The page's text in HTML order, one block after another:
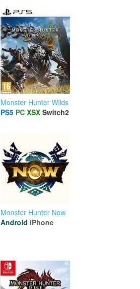
Monster Hunter Wilds
PS5 PC XSX Switch2
Monster Hunter Now
Android iPhone